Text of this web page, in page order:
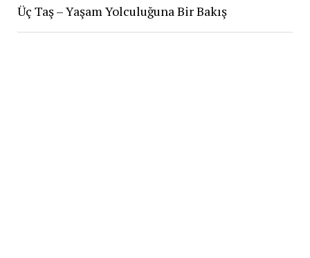
Üç Taş – Yaşam Yolculuğuna Bir Bakış